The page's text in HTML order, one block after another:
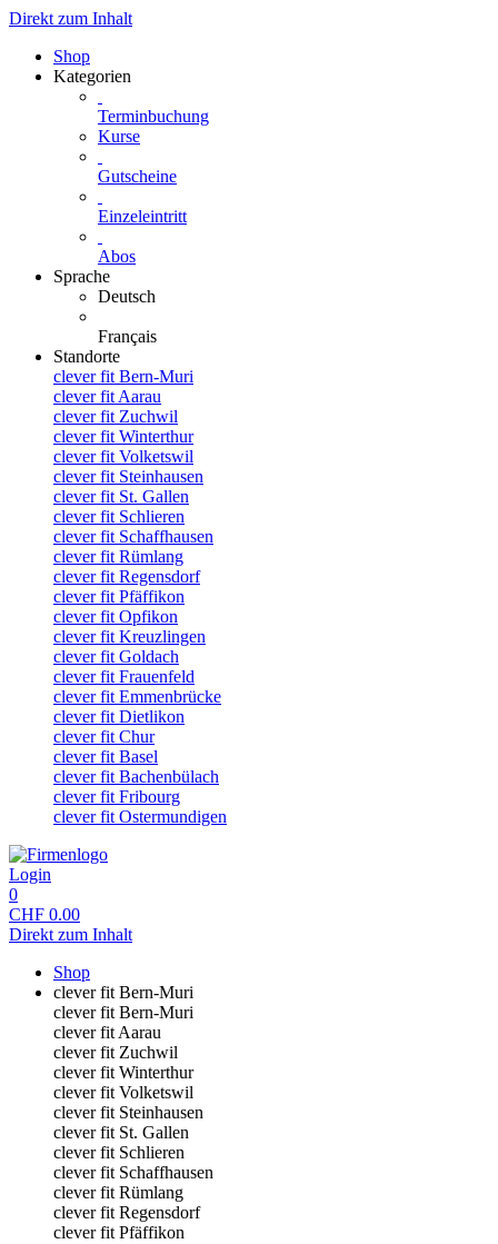
Direkt zum Inhalt
Shop
Kategorien
Terminbuchung
Kurse
Gutscheine
Einzeleintritt
Abos
Sprache
Deutsch
Français
Standorte
clever fit Bern-Muri
clever fit Aarau
clever fit Zuchwil
clever fit Winterthur
clever fit Volketswil
clever fit Steinhausen
clever fit St. Gallen
clever fit Schlieren
clever fit Schaffhausen
clever fit Rümlang
clever fit Regensdorf
clever fit Pfäffikon
clever fit Opfikon
clever fit Kreuzlingen
clever fit Goldach
clever fit Frauenfeld
clever fit Emmenbrücke
clever fit Dietlikon
clever fit Chur
clever fit Basel
clever fit Bachenbülach
clever fit Fribourg
clever fit Ostermundigen
Login
0
CHF 0.00
Direkt zum Inhalt
Shop
clever fit Bern-Muri
clever fit Bern-Muri
clever fit Aarau
clever fit Zuchwil
clever fit Winterthur
clever fit Volketswil
clever fit Steinhausen
clever fit St. Gallen
clever fit Schlieren
clever fit Schaffhausen
clever fit Rümlang
clever fit Regensdorf
clever fit Pfäffikon